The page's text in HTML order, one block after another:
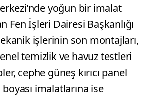
yoğun bir imalat
Fen İşleri Dairesi Başkanlığı
işlerinin son montajları,
temizlik ve havuz testleri
cephe güneş kırıcı panel
imalatlarına ise